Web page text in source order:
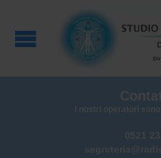
I nostri operatori
0521